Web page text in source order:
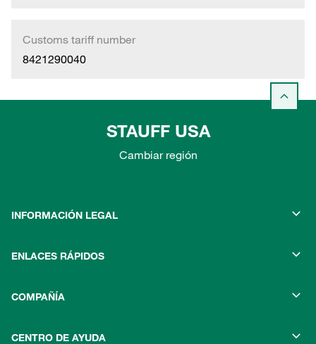
Customs tariff number
8421290040
STAUFF USA
Cambiar región
INFORMACIÓN LEGAL
ENLACES RÁPIDOS
COMPAÑÍA
CENTRO DE AYUDA